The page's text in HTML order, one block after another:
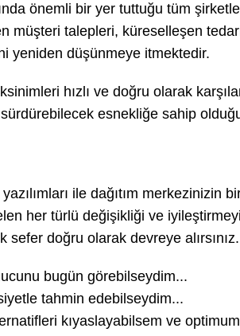
önemli bir yer tuttuğu tüm
müşteri talepleri, küreselleşen
yeniden düşünmeye itmektedir.
hızlı ve doğru olarak
esnekliğe sahip
ile dağıtım merkezinizin
her türlü değişikliği ve
doğru olarak devreye alırsınız.
bugün görebilseydim...
tahmin edebilseydim...
kıyaslayabilsem ve